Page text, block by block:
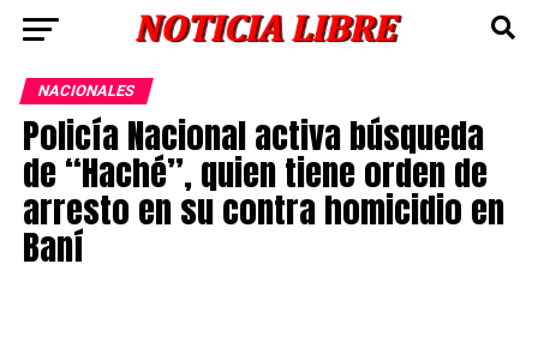
NACIONALES
Policía Nacional activa búsqueda
de “Haché”, quien tiene orden de
arresto en su contra homicidio en
Baní